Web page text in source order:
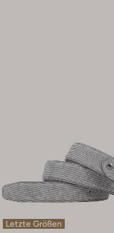
Letzte Größen